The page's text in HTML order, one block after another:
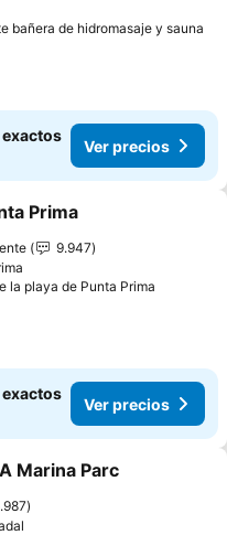
bañera de hidromasaje y sauna
Ver precios
a favoritos
Prima
9.947
la playa de Punta Prima
Ver precios
a favoritos
Marina Parc